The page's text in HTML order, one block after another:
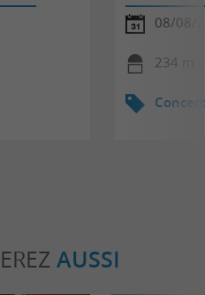
08/08/
234 m
AUSSI